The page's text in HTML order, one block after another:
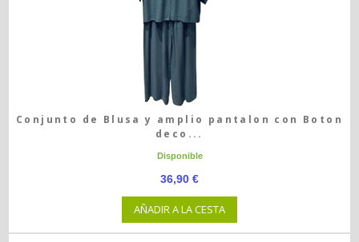
Conjunto de Blusa y amplio pantalon con Boton
deco...
Disponible
36,90 €
AÑADIR A LA CESTA